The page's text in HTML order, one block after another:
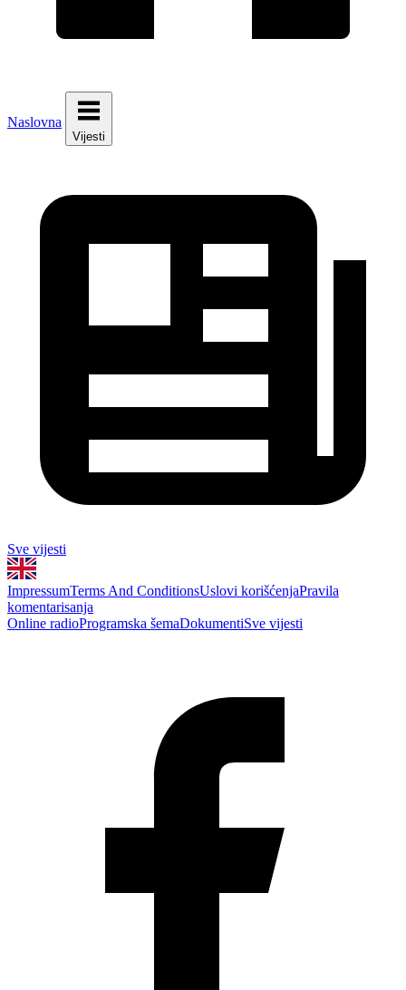
Naslovna
Vijesti
Sve vijesti
ImpressumTerms And ConditionsUslovi korišćenjaPravila
komentarisanja
Online radioProgramska šemaDokumentiSve vijesti